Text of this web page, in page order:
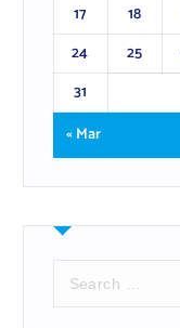
17
18
24
25
31
« Mar